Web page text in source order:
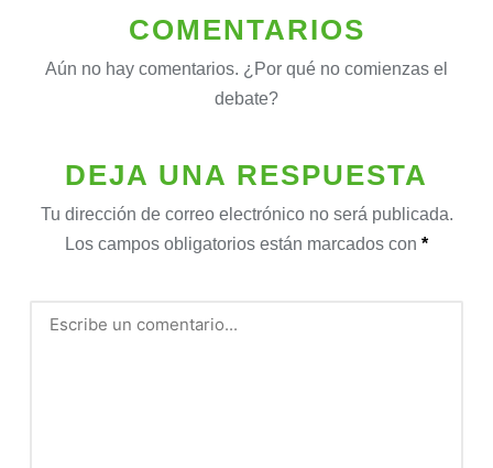
COMENTARIOS
Aún no hay comentarios. ¿Por qué no comienzas el
debate?
DEJA UNA RESPUESTA
Tu dirección de correo electrónico no será publicada.
Los campos obligatorios están marcados con *